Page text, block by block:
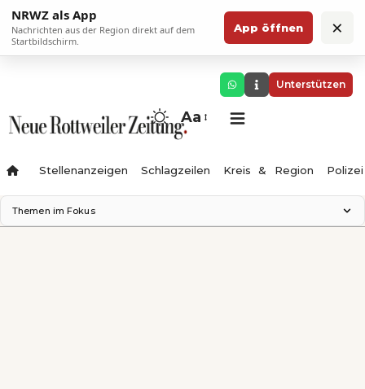
NRWZ als App
Nachrichten aus der Region direkt auf dem
Startbildschirm.
App öffnen ×
Unterstützen
Aa
Stellenanzeigen Schlagzeilen Kreis & Region Polizei
Themen im Fokus